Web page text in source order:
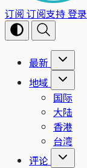
订阅 订阅支持登录
最新
地域
国际
大陆
香港
台湾
评论